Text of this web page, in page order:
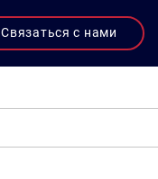
Связаться с нами